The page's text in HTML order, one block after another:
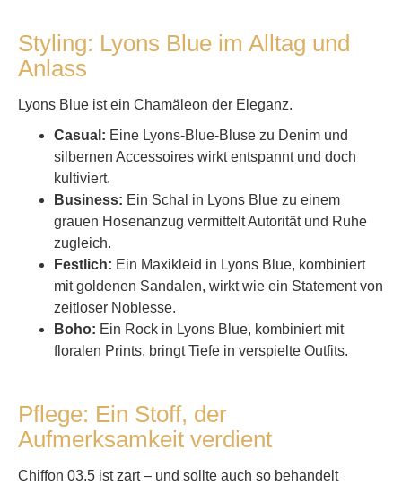
Styling: Lyons Blue im Alltag und
Anlass
Lyons Blue ist ein Chamäleon der Eleganz.
Casual: Eine Lyons-Blue-Bluse zu Denim und
silbernen Accessoires wirkt entspannt und doch
kultiviert.
Business: Ein Schal in Lyons Blue zu einem
grauen Hosenanzug vermittelt Autorität und Ruhe
zugleich.
Festlich: Ein Maxikleid in Lyons Blue, kombiniert
mit goldenen Sandalen, wirkt wie ein Statement von
zeitloser Noblesse.
Boho: Ein Rock in Lyons Blue, kombiniert mit
floralen Prints, bringt Tiefe in verspielte Outfits.
Pflege: Ein Stoff, der
Aufmerksamkeit verdient
Chiffon 03.5 ist zart – und sollte auch so behandelt